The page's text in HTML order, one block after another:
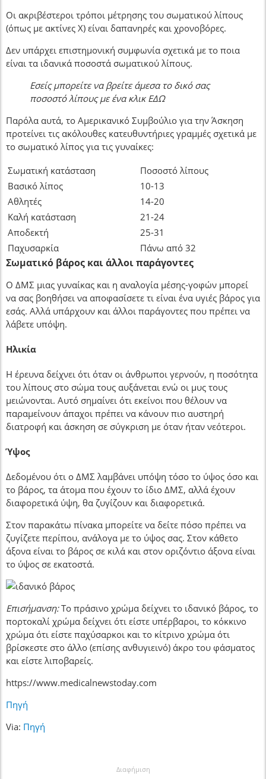
Οι ακριβέστεροι τρόποι μέτρησης του σωματικού λίπους
(όπως με ακτίνες Χ) είναι δαπανηρές και χρονοβόρες.
Δεν υπάρχει επιστημονική συμφωνία σχετικά με το ποια
είναι τα ιδανικά ποσοστά σωματικού λίπους.
Εσείς μπορείτε να βρείτε άμεσα το δικό σας
ποσοστό λίπους με ένα κλικ ΕΔΩ
Παρόλα αυτά, το Αμερικανικό Συμβούλιο για την Άσκηση
προτείνει τις ακόλουθες κατευθυντήριες γραμμές σχετικά με
το σωματικό λίπος για τις γυναίκες:
Σωματική κατάσταση
Ποσοστό λίπους
Βασικό λίπος
10-13
Αθλητές
14-20
Καλή κατάσταση
21-24
Αποδεκτή
25-31
Παχυσαρκία
Πάνω από 32
Σωματικό βάρος και άλλοι παράγοντες
Ο ΔΜΣ μιας γυναίκας και η αναλογία μέσης-γοφών μπορεί
να σας βοηθήσει να αποφασίσετε τι είναι ένα υγιές βάρος για
εσάς. Αλλά υπάρχουν και άλλοι παράγοντες που πρέπει να
λάβετε υπόψη.
Ηλικία
Η έρευνα δείχνει ότι όταν οι άνθρωποι γερνούν, η ποσότητα
του λίπους στο σώμα τους αυξάνεται ενώ οι μυς τους
μειώνονται. Αυτό σημαίνει ότι εκείνοι που θέλουν να
παραμείνουν άπαχοι πρέπει να κάνουν πιο αυστηρή
διατροφή και άσκηση σε σύγκριση με όταν ήταν νεότεροι.
Ύψος
Δεδομένου ότι ο ΔΜΣ λαμβάνει υπόψη τόσο το ύψος όσο και
το βάρος, τα άτομα που έχουν το ίδιο ΔΜΣ, αλλά έχουν
διαφορετικά ύψη, θα ζυγίζουν και διαφορετικά.
Στον παρακάτω πίνακα μπορείτε να δείτε πόσο πρέπει να
ζυγίζετε περίπου, ανάλογα με το ύψος σας. Στον κάθετο
άξονα είναι το βάρος σε κιλά και στον οριζόντιο άξονα είναι
το ύψος σε εκατοστά.
Επισήμανση:Το πράσινο χρώμα δείχνει το ιδανικό βάρος, το
πορτοκαλί χρώμα δείχνει ότι είστε υπέρβαροι, το κόκκινο
χρώμα ότι είστε παχύσαρκοι και το κίτρινο χρώμα ότι
βρίσκεστε στο άλλο (επίσης ανθυγιεινό) άκρο του φάσματος
και είστε λιποβαρείς.
https://www.medicalnewstoday.com
Πηγή
Via: Πηγή
Διαφήμιση